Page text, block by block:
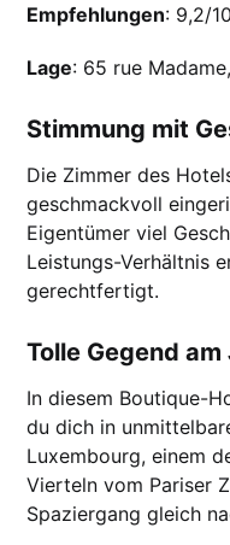
Empfehlungen: 9,2/
Lage: 65 rue
Stimmung mit
Die Zimmer des
geschmackvoll
Eigentümer viel
Leistungs-Verhältnis
gerechtfertigt.
Tolle Gegend
In diesem Boutique-
du dich in
Luxembourg, einem
Vierteln vom Pariser
Spaziergang gleich